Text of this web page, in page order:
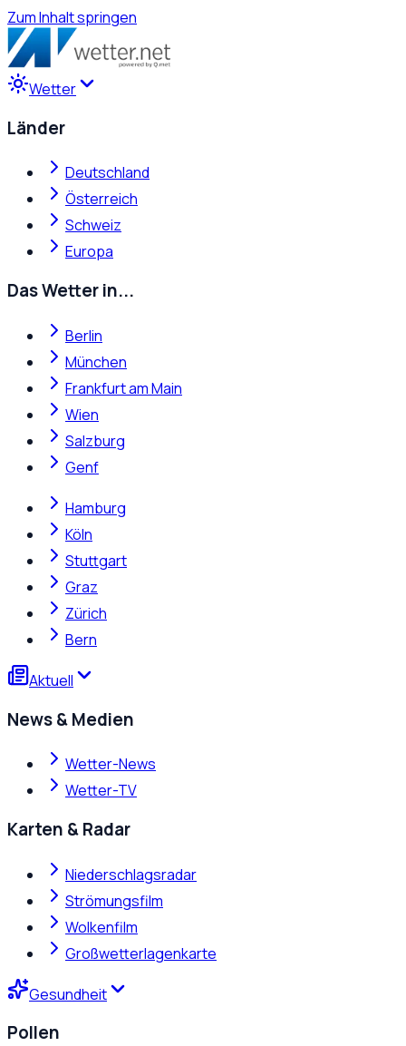
Zum Inhalt springen
Wetter
Länder
Deutschland
Österreich
Schweiz
Europa
Das Wetter in...
Berlin
München
Frankfurt am Main
Wien
Salzburg
Genf
Hamburg
Köln
Stuttgart
Graz
Zürich
Bern
Aktuell
News & Medien
Wetter-News
Wetter-TV
Karten & Radar
Niederschlagsradar
Strömungsfilm
Wolkenfilm
Großwetterlagenkarte
Gesundheit
Pollen